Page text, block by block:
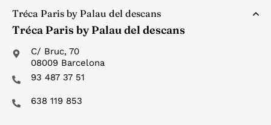
Tréca Paris by Palau del descans
Tréca Paris by Palau del descans
C/ Bruc, 70
08009 Barcelona
93 487 37 51
638 119 853